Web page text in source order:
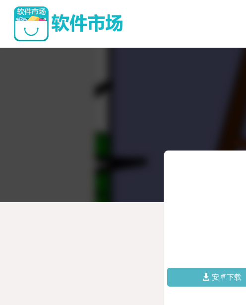
安卓下载